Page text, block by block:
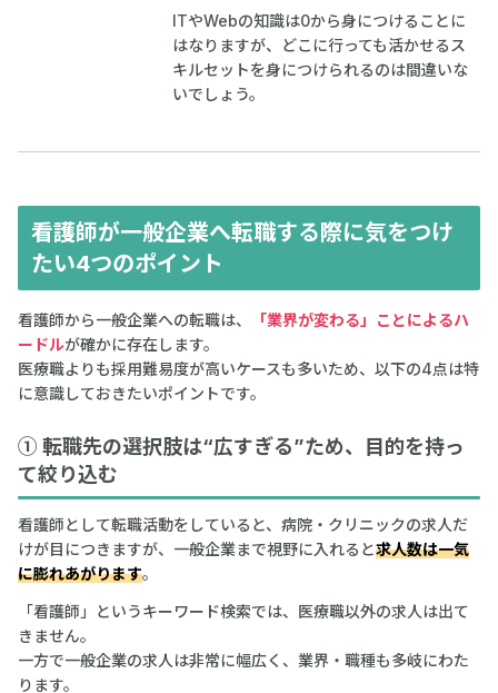
ITやWebの知識は0から身につけることに
はなりますが、どこに行っても活かせるス
キルセットを身につけられるのは間違いな
いでしょう。
看護師が一般企業へ転職する際に気をつけ
たい4つのポイント
看護師から一般企業への転職は、
「業界が変わる」ことによるハ
ードルが確かに存在します。
医療職よりも採用難易度が高いケースも多いため、以下の4点は特
に意識しておきたいポイントです。
① 転職先の選択肢は“広すぎる”ため、目的を持っ
て絞り込む
看護師として転職活動をしていると、病院・クリニックの求人だ
けが目につきますが、一般企業まで視野に入れると求人数は一気
に膨れあがります。
「看護師」というキーワード検索では、医療職以外の求人は出て
きません。
一方で一般企業の求人は非常に幅広く、業界・職種も多岐にわた
ります。